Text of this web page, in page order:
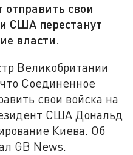
свои
США перестанут
власти.
Великобритании
Соединенное
свои войска на
США Дональд
Киева. Об
GB News.